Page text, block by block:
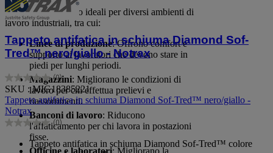
Questi prodotti sono ideali per diversi ambienti di
lavoro industriali, tra cui:
Linee di produzione: Offrono comfort e
supporto ai lavoratori che devono stare in
piedi per lunghi periodi.
Magazzini: Migliorano le condizioni di
lavoro per chi effettua prelievi e
riassortimenti.
Banconi di lavoro: Riducono
l'affaticamento per chi lavora in postazioni
fisse.
Officine e laboratori: Migliorano la
Tappeto antifatica in schiuma Diamond Sof-
Tred™ nero/giallo - Notrax
(0)
0.0
su
5
stelle.
SKU : MIG18385221
Tappeto antifatica in schiuma Diamond Sof-Tred™ nero/giallo -
Notrax
(0)
0.0
Tappeto antifatica in schiuma Diamond Sof-Tred™ colore